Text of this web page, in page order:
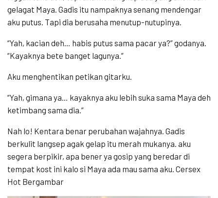
gelagat Maya. Gadis itu nampaknya senang mendengar
aku putus. Tapi dia berusaha menutup-nutupinya.
“Yah, kacian deh… habis putus sama pacar ya?” godanya.
“Kayaknya bete banget lagunya.”
Aku menghentikan petikan gitarku.
“Yah, gimana ya… kayaknya aku lebih suka sama Maya deh
ketimbang sama dia.”
Nah lo! Kentara benar perubahan wajahnya. Gadis
berkulit langsep agak gelap itu merah mukanya. aku
segera berpikir, apa bener ya gosip yang beredar di
tempat kost ini kalo si Maya ada mau sama aku. Cersex
Hot Bergambar